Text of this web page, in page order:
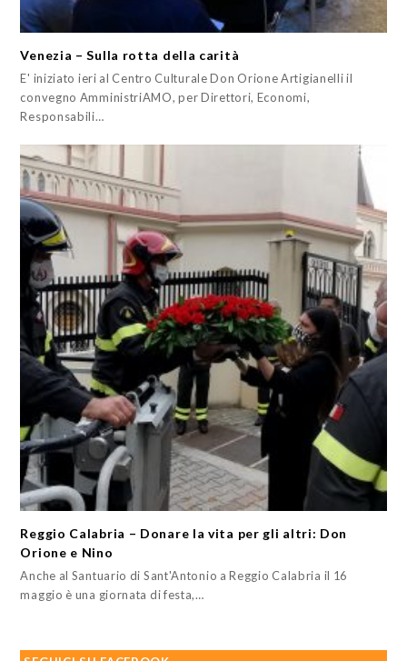
Venezia – Sulla rotta della carità
E' iniziato ieri al Centro Culturale Don Orione Artigianelli il
convegno AmministriAMO, per Direttori, Economi,
Responsabili…
Reggio Calabria – Donare la vita per gli altri: Don
Orione e Nino
Anche al Santuario di Sant'Antonio a Reggio Calabria il 16
maggio è una giornata di festa,…